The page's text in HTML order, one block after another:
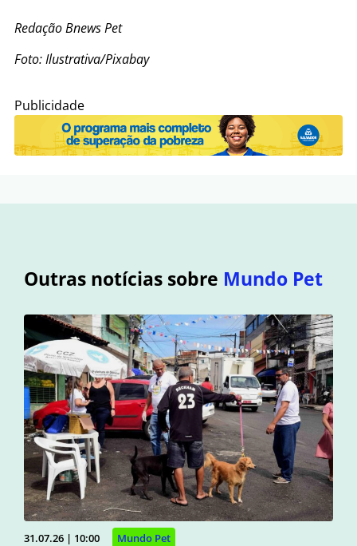
Redação Bnews Pet
Foto: Ilustrativa/Pixabay
Publicidade
Outras notícias sobre Mundo Pet
31.07.26 | 10:00 Mundo Pet